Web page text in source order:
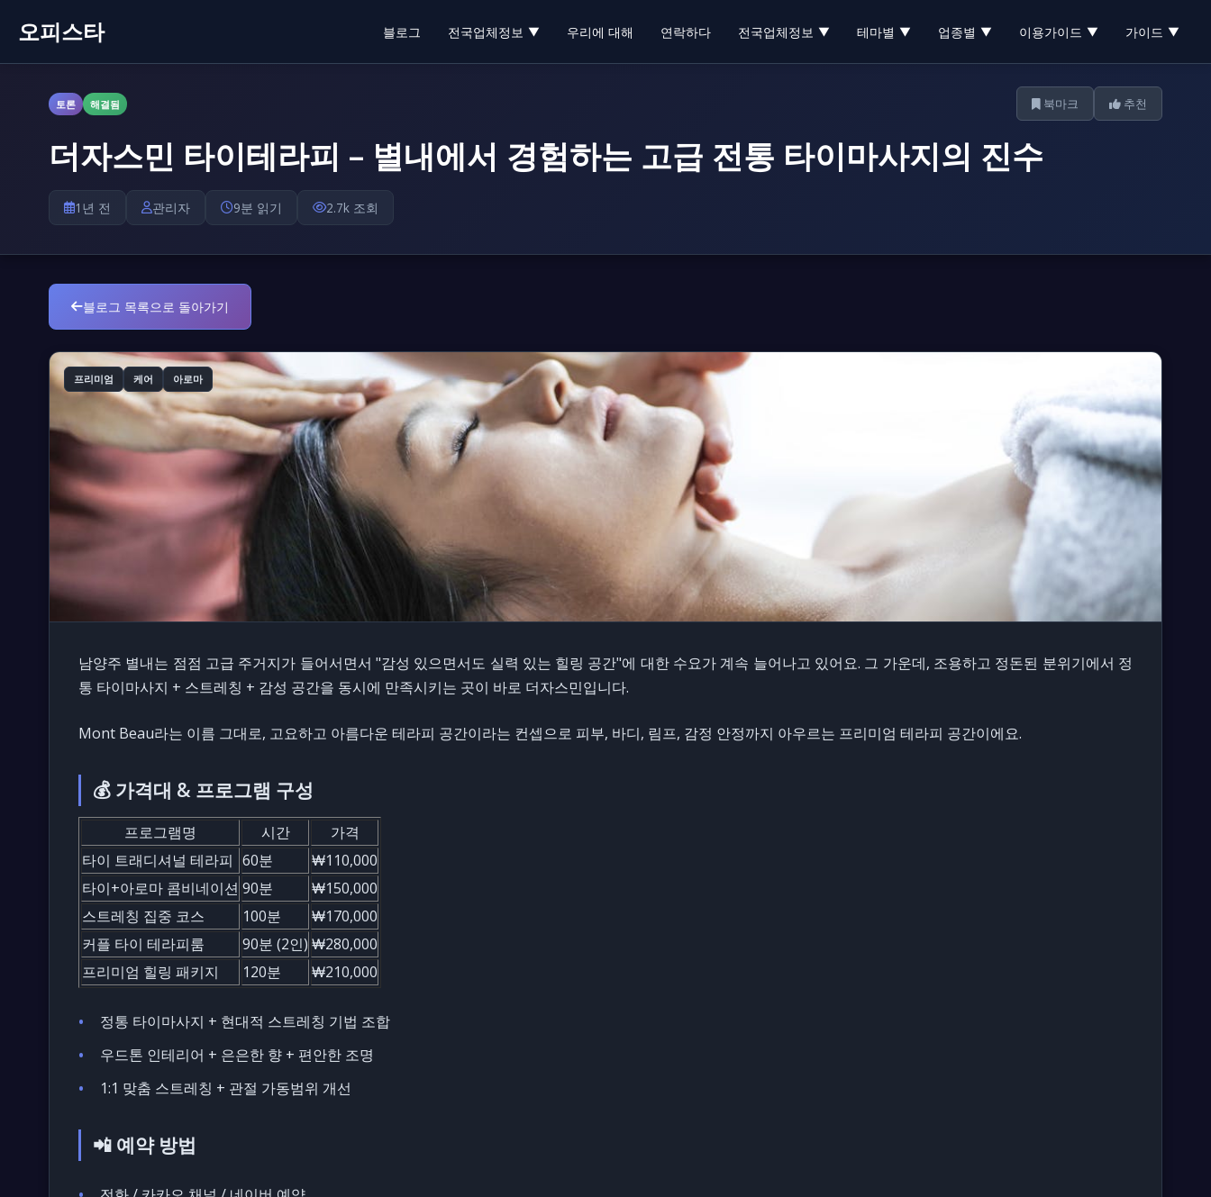
오피스타 블로그 전국업체정보 ▼ 우리에 대해 연락하다 전국업체정보 ▼ 테마별 ▼ 업종별 ▼ 이용가이드 ▼ 가이드 ▼
토론 해결됨 북마크 추천
더자스민 타이테라피 – 별내에서 경험하는 고급 전통 타이마사지의 진수
1년 전 관리자 9분 읽기 2.7k 조회
블로그 목록으로 돌아가기
프리미엄 케어 아로마
남양주 별내는 점점 고급 주거지가 들어서면서 "감성 있으면서도 실력 있는 힐링 공간"에 대한 수요가 계속 늘어나고 있어요. 그 가운데, 조용하고 정돈된 분위기에서 정
통 타이마사지 + 스트레칭 + 감성 공간을 동시에 만족시키는 곳이 바로 더자스민입니다.
Mont Beau라는 이름 그대로, 고요하고 아름다운 테라피 공간이라는 컨셉으로 피부, 바디, 림프, 감정 안정까지 아우르는 프리미엄 테라피 공간이에요.
💰 가격대 & 프로그램 구성
프로그램명 시간
가격
타이 트래디셔널 테라피 60분
₩110,000
타이+아로마 콤비네이션 90분
₩150,000
스트레칭 집중 코스
100분
₩170,000
커플 타이 테라피룸
90분 (2인) ₩280,000
프리미엄 힐링 패키지
120분 ₩210,000
정통 타이마사지 + 현대적 스트레칭 기법 조합
우드톤 인테리어 + 은은한 향 + 편안한 조명
1:1 맞춤 스트레칭 + 관절 가동범위 개선
📲 예약 방법